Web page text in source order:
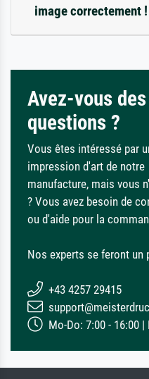
image correctement !
Avez-vous des
questions ?
Vous êtes intéressé par
impression d'art de notre
manufacture, mais vous
? Vous avez besoin de
ou d'aide pour la
Nos experts se feront un
+43 4257 29415
Mo-Do: 7:00 - 16:00 |